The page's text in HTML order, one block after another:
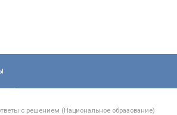
с решением (Национальное образование)